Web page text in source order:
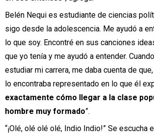
Belén Nequi es estudiante de ciencias
sigo desde la adolescencia. Me ayudó a
lo que soy. Encontré en sus canciones
que yo tenía y me ayudó a entender.
estudiar mi carrera, me daba cuenta de
lo encontraba representado en lo que él
exactamente cómo llegar a la clase
hombre muy formado”.
“¡Olé, olé olé olé, Indio Indio!” Se escucha